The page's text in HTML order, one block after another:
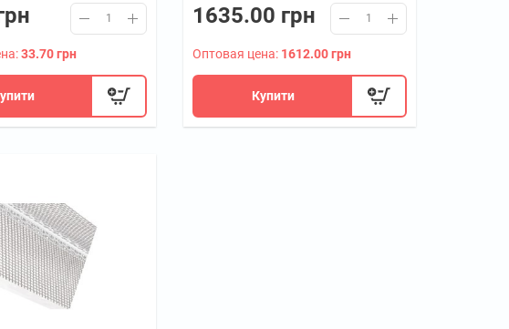
33.70 грн
1635.00 грн
Оптовая цена: 1612.00 грн
Купити